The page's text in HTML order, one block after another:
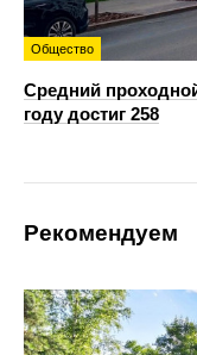
Общество
Средний
году достиг 258
Рекомендуем